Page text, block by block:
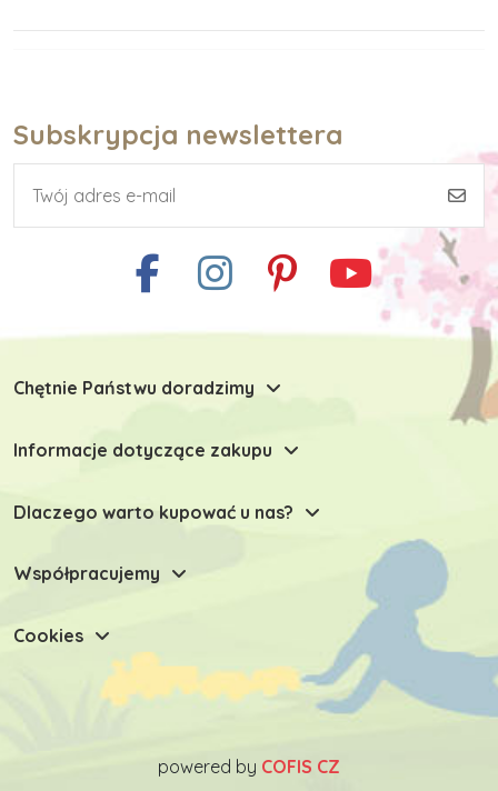
Subskrypcja newslettera
Chętnie Państwu doradzimy
Informacje dotyczące zakupu
Dlaczego warto kupować u nas?
Współpracujemy
Cookies
powered by COFIS CZ